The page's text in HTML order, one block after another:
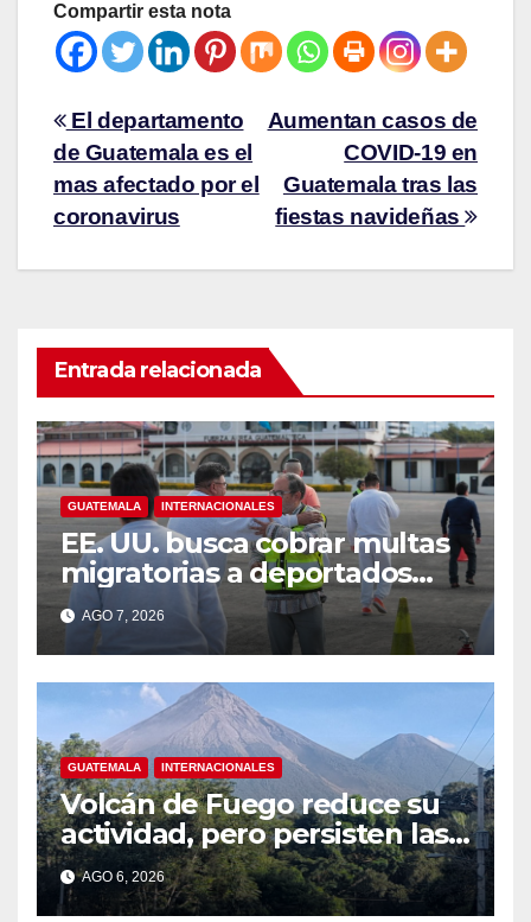
Compartir esta nota
Aumentan casos de
COVID-19 en
Guatemala tras las
fiestas navideñas
El departamento
de Guatemala es el
mas afectado por el
coronavirus
Entrada relacionada
GUATEMALA INTERNACIONALES
EE. UU. busca cobrar multas
migratorias a deportados
que viven en Guatemala,
México y Honduras
AGO 7, 2026
GUATEMALA INTERNACIONALES
Volcán de Fuego reduce su
actividad, pero persisten las
alertas
AGO 6, 2026